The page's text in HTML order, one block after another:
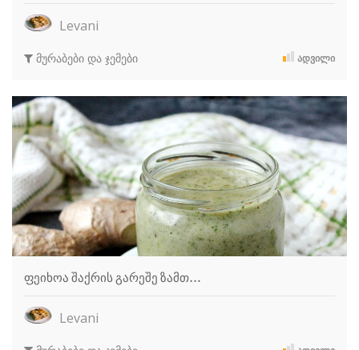
Levani
მურაბები და ჯემები ᲐᲓᲕᲘᲚᲘ
ფეიხოა შაქრის გარეშე ზამთ…
Levani